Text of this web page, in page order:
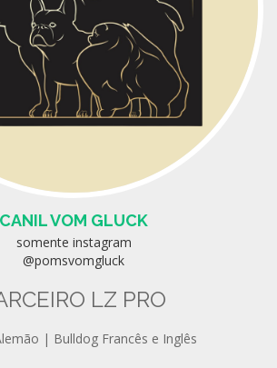
CANIL VOM GLUCK
somente instagram
@pomsvomgluck
LZ PRO
| Bulldog Francês e Inglês